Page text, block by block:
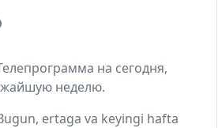
на сегодня,
неделю.
ertaga va keyingi hafta